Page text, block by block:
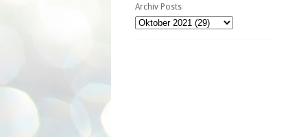
Archiv Posts